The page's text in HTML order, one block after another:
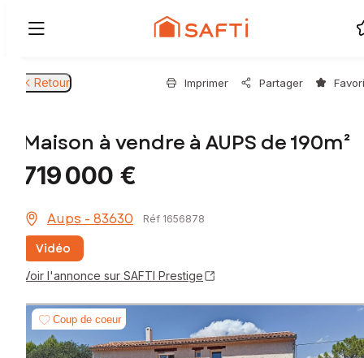
Retour Imprimer Partager
Maison à vendre à AUPS de 190m²
719 000 €
Aups - 83630 Réf 1656878
Vidéo
Voir l'annonce sur SAFTI Prestige
Coup de coeur